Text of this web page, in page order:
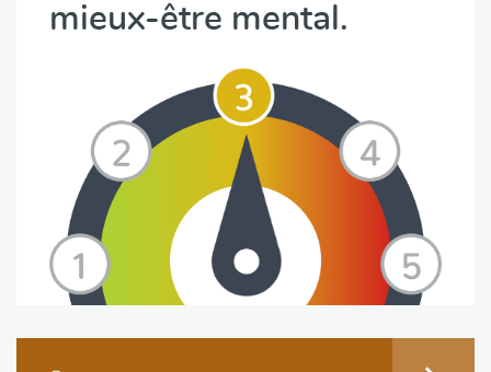
mieux-être mental.